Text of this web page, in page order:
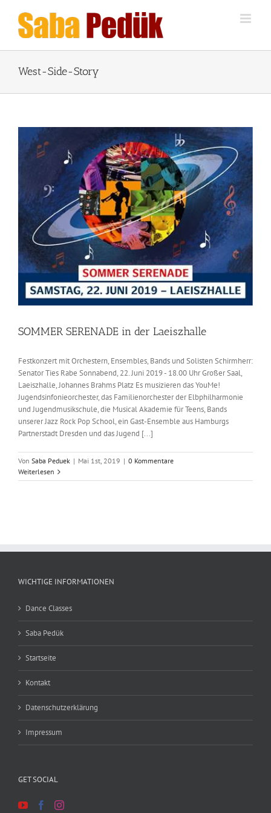
Inhalt
springen
West-Side-Story
SOMMER SERENADE in der Laeiszhalle
Festkonzert mit Orchestern, Ensembles, Bands und Solisten Schirmherr:
Senator Ties Rabe Sonnabend, 22. Juni 2019 - 18.00 Uhr Großer Saal,
Laeiszhalle, Johannes Brahms Platz Es musizieren das YouMe!
Jugendsinfonieorchester, das Familienorchester der Elbphilharmonie
und Jugendmusikschule, die Musical Akademie für Teens, Bands
unserer Jazz Rock Pop School, ein Gast-Ensemble aus Hamburgs
Partnerstadt Dresden und das Jugend [...]
Von Saba Peduek | Mai 1st, 2019 | 0 Kommentare
Weiterlesen
WICHTIGE INFORMATIONEN
Dance Classes
Saba Pedük
Startseite
Kontakt
Datenschutzerklärung
Impressum
GET SOCIAL